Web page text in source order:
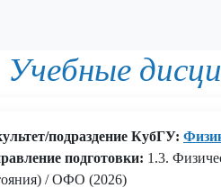
Учебные
подраздение КубГУ:
подготовки: 1.3.
/ ОФО (2026)